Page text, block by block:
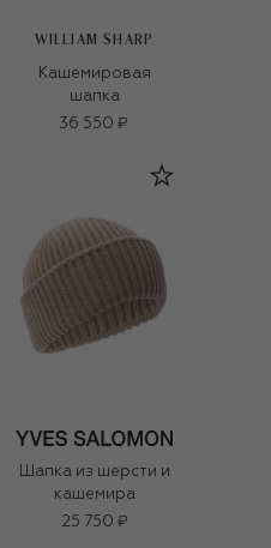
WILLIAM SHARP
Кашемировая
шапка
36 550 ₽
Шапка из шерсти и
кашемира
25 750 ₽